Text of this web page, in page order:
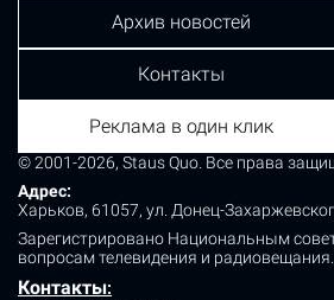
© 2001-2026, Staus Quo. Все права
Адрес:
Харьков, 61057, ул. Донец-
Зарегистрировано Национальным
вопросам телевидения и радиовещания.
Контакты:
Архив новостей
Контакты
Реклама в один клик